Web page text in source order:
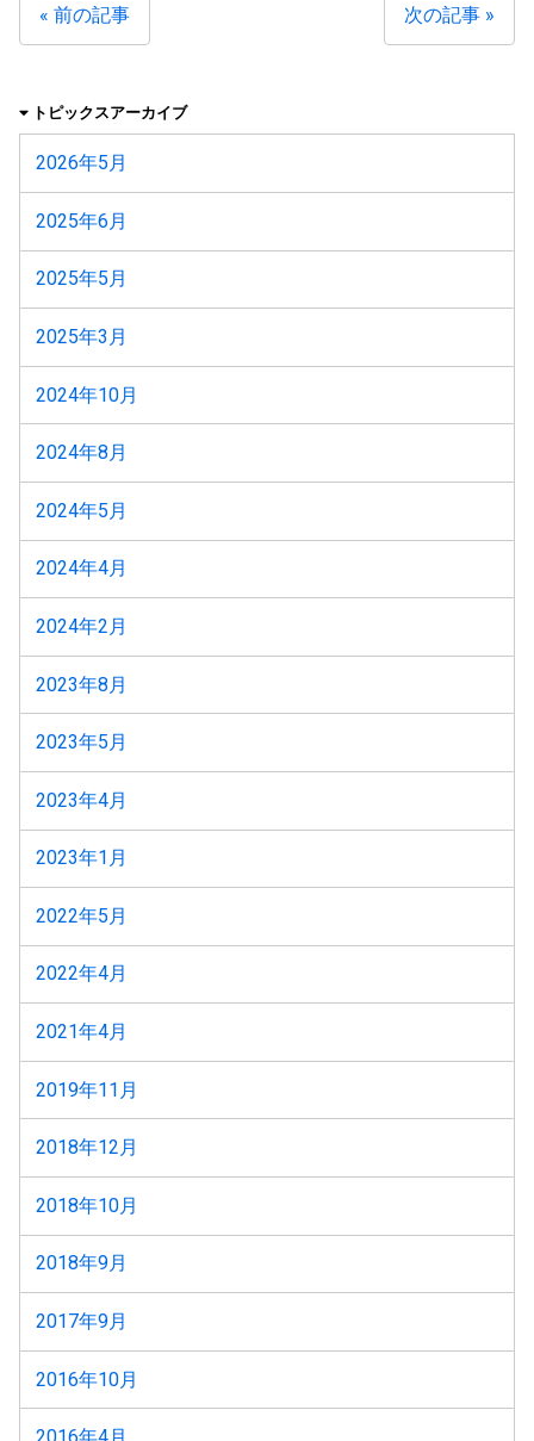
« 前の記事 次の記事 »
トピックスアーカイブ
2026年5月
2025年6月
2025年5月
2025年3月
2024年10月
2024年8月
2024年5月
2024年4月
2024年2月
2023年8月
2023年5月
2023年4月
2023年1月
2022年5月
2022年4月
2021年4月
2019年11月
2018年12月
2018年10月
2018年9月
2017年9月
2016年10月